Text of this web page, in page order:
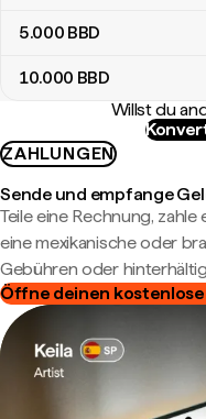
5.000 BBD
10.000 BBD
Willst du
ZAHLUNGEN
Sende und empfange
Teile eine Rechnung,
eine mexikanische oder
Gebühren oder
Öffne deinen